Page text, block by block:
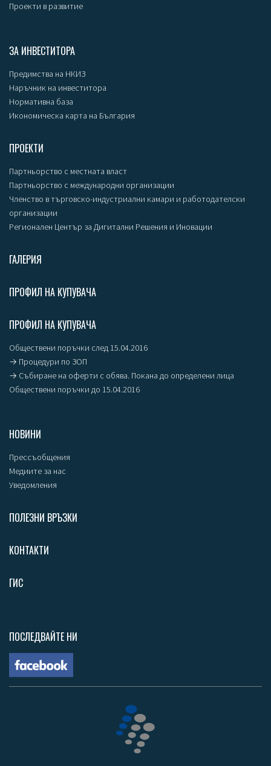
Проекти в развитие
ЗА ИНВЕСТИТОРА
Предимства на НКИЗ
Наръчник на инвеститора
Нормативна база
Икономическа карта на България
ПРОЕКТИ
Партньорство с местната власт
Партньорство с международни организации
Членство в търговско-индустриални камари и работодателски
организации
Регионален Център за Дигитални Решения и Иновации
ГАЛЕРИЯ
ПРОФИЛ НА КУПУВАЧА
ПРОФИЛ НА КУПУВАЧА
Обществени поръчки след 15.04.2016
→ Процедури по ЗОП
→ Събиране на оферти с обява. Покана до определени лица
Обществени поръчки до 15.04.2016
НОВИНИ
Прессъобщения
Медиите за нас
Уведомления
ПОЛЕЗНИ ВРЪЗКИ
КОНТАКТИ
ГИС
ПОСЛЕДВАЙТЕ НИ